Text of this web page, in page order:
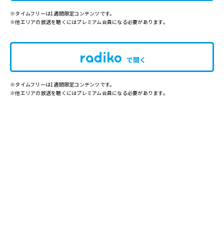
※タイムフリーは1週間限定コンテンツです。
※他エリアの放送を聴くにはプレミアム会員になる必要があります。
で開く
※タイムフリーは1週間限定コンテンツです。
※他エリアの放送を聴くにはプレミアム会員になる必要があります。